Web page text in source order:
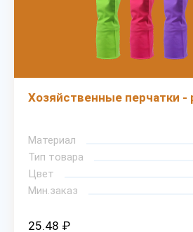
Хозяйственные перчатки -
Материал
Тип товара
Цвет
Мин.заказ
25.48 ₽